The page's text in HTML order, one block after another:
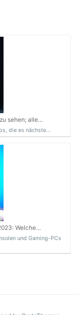
sehen; alle…
die es nächste…
Welche…
und Gaming-PCs